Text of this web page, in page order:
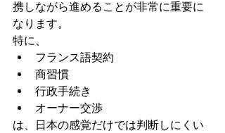
携しながら進めることが非常に重要に
なります。
特に、
フランス語契約
商習慣
行政手続き
オーナー交渉
は、日本の感覚だけでは判断しにくい